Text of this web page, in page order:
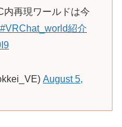
内再現ワールドは今
#VRChat_world紹介
August 5,